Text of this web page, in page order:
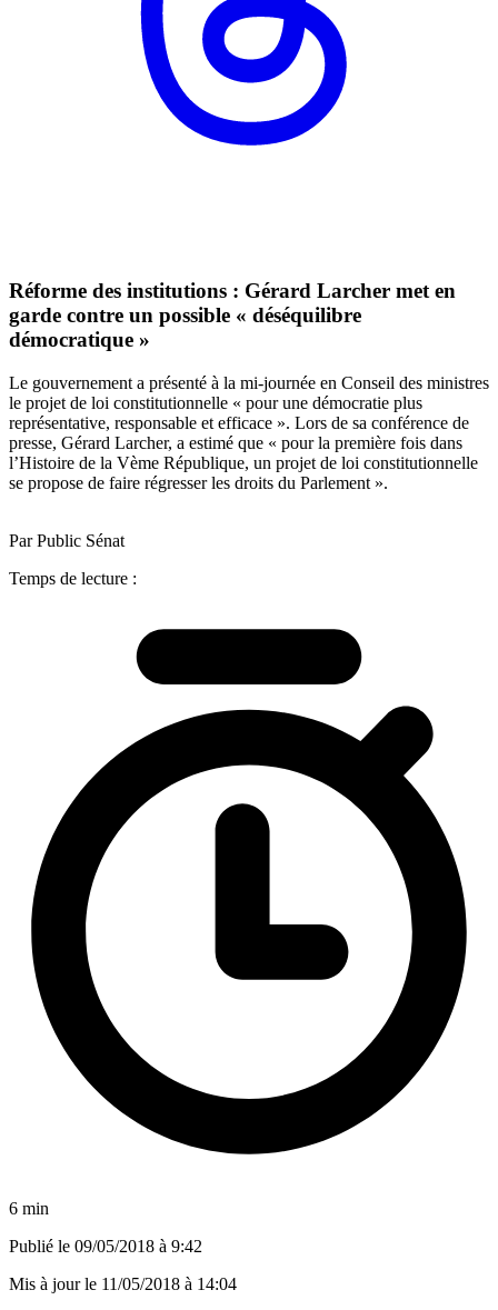
Réforme des institutions : Gérard Larcher met en
garde contre un possible « déséquilibre
démocratique »
Le gouvernement a présenté à la mi-journée en Conseil des ministres
le projet de loi constitutionnelle « pour une démocratie plus
représentative, responsable et efficace ». Lors de sa conférence de
presse, Gérard Larcher, a estimé que « pour la première fois dans
l’Histoire de la Vème République, un projet de loi constitutionnelle
se propose de faire régresser les droits du Parlement ».
Par Public Sénat
Temps de lecture :
6 min
Publié le 09/05/2018 à 9:42
Mis à jour le 11/05/2018 à 14:04